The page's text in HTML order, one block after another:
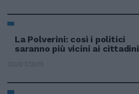
La Polverini: così i politici
saranno più vicini ai cittadini
03/07/2011